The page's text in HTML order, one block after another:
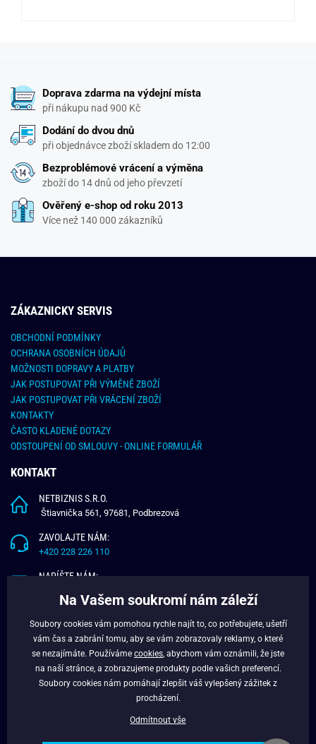
Doprava zdarma na výdejní místa
při nákupu nad 900 Kč
Dodání do dvou dnů
při objednávce zboží skladem do 12:00
Bezproblémové vrácení a výměna
zboží do 14 dnů od jeho převzetí
Ověřený e-shop od roku 2013
Více než 140 000 zákazníků
ZÁKAZNICKY SERVIS
OBCHODNÍ PODMÍNKY
OCHRANA OSOBNÍCH ÚDAJŮ
MOŽNOSTI DOPRAVY A PLATBY
JAK POSTUPOVAT PŘI VÝMĚNĚ ZBOŽÍ
JAK POSTUPOVAT PŘI VRÁCENÍ ZBOŽÍ
KONTAKTY
ČASTO KLADENÉ DOTAZY
ODSTOUPENÍ OD SMLOUVY - ONLINE FORMULÁŘ
KONTAKT
NETBIZNIS S.R.O.
Štiavnička 561, 97681, Podbrezová
ZAVOLAJTE NÁM:
+420 228 226 110
NAPÍŠTE NÁM:
O NÁS
VĚRNOSTNÍ PROGRAM
Na Vašem soukromí nám záleží
Soubory cookies vám pomohou rychle najít to, co potřebujete, ušetří
vám čas a zabrání tomu, aby se vám zobrazovaly reklamy, o které
se nezajímáte. Používáme cookies , abychom vám oznámili, že jste
na naší stránce, a zobrazujeme produkty podle vašich preferencí.
Soubory cookies nám pomáhají zlepšit váš vylepšený zážitek z
procházení.
Odmítnout vše